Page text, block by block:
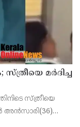
സ്ത്രീയെ മർദിച്ച
സ്ത്രീയെ
അൻസാരി(36)